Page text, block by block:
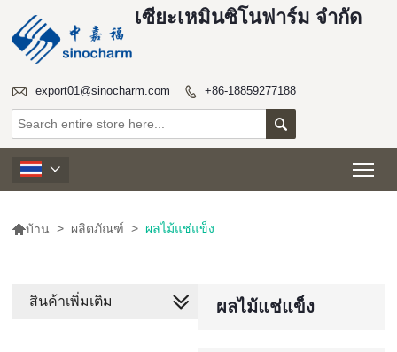
เซียะเหมินซิโนฟาร์ม จำกัด
 export01@sinocharm.com  +86-18859277188


บ้าน > ผลิตภัณฑ์ > ผลไม้แช่แข็ง
ผลไม้แช่แข็ง
สินค้าเพิ่มเติม